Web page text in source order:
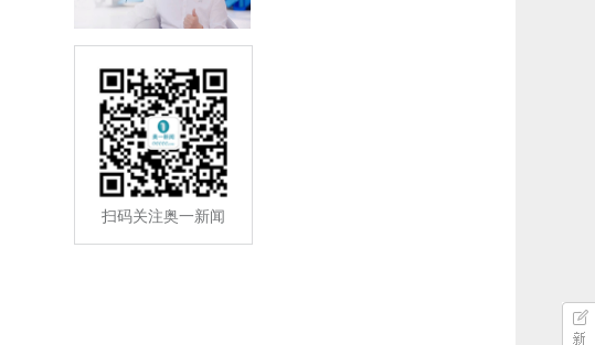
扫码关注奥一新闻